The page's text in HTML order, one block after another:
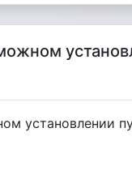
установлении